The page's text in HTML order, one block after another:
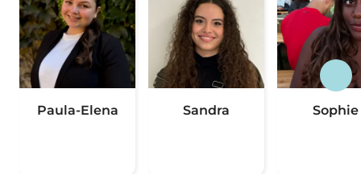
Paula-Elena Sandra Sophie